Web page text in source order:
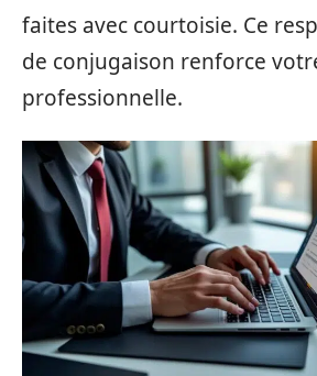
faites avec courtoisie. Ce
de conjugaison renforce
professionnelle.